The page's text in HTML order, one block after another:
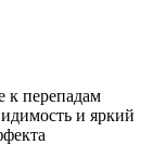
к перепадам
и яркий